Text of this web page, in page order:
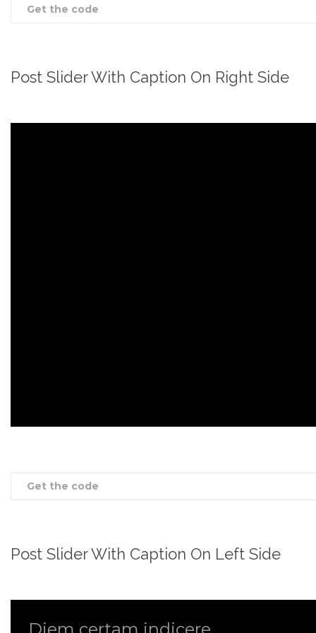
Get the code
Post Slider With Caption On Right Side
Get the code
Post Slider With Caption On Left Side